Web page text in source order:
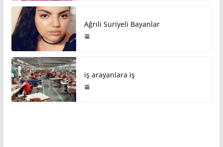
Ağrıli Suriyeli Bayanlar
iş arayanlara iş